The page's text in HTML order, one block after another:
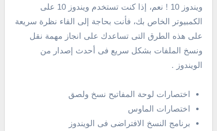
ويندوز 10 ! نعم، إذا كنت تستخدم ويندوز 10 على
الكمبيوتر الخاص بك، فأنت بحاجة إلى القاء نظرة سريعة
على هذه الطرق التى تساعدك على انجاز مهمة نقل
ونسخ الملفات بشكل سريع فى أحدث إصدار من
الويندوز .
اختصارات لوحة المفاتيح نسخ ولصق
اختصارات الماوس
برنامج النسخ الافتراضى فى الويندوز